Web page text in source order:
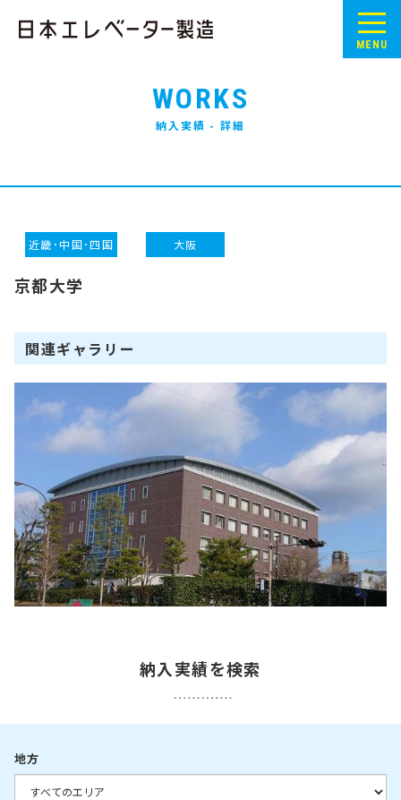
MENU
WORKS
納入実績 - 詳細
近畿･中国･四国 大阪
京都大学
関連ギャラリー
納入実績を検索
地方